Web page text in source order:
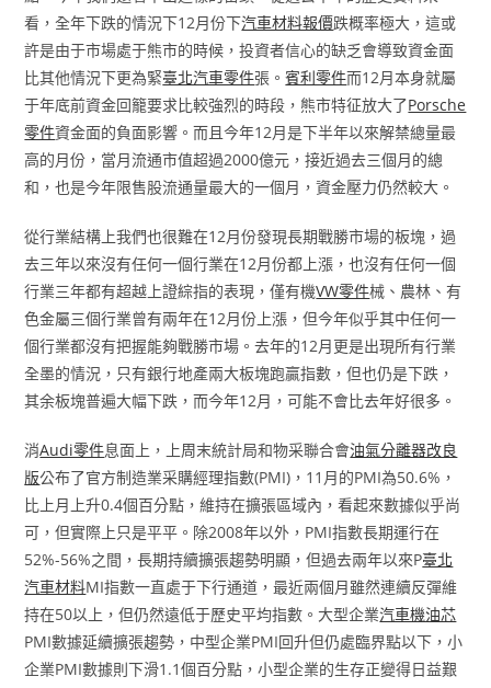
看，全年下跌的情況下12月份下汽車材料報價跌概率極大，這或
許是由于市場處于熊市的時候，投資者信心的缺乏會導致資金面
比其他情況下更為緊臺北汽車零件張。賓利零件而12月本身就屬
于年底前資金回籠要求比較強烈的時段，熊市特征放大了Porsche
零件資金面的負面影響。而且今年12月是下半年以來解禁總量最
高的月份，當月流通市值超過2000億元，接近過去三個月的總
和，也是今年限售股流通量最大的一個月，資金壓力仍然較大。
從行業結構上我們也很難在12月份發現長期戰勝市場的板塊，過
去三年以來沒有任何一個行業在12月份都上漲，也沒有任何一個
行業三年都有超越上證綜指的表現，僅有機VW零件械、農林、有
色金屬三個行業曾有兩年在12月份上漲，但今年似乎其中任何一
個行業都沒有把握能夠戰勝市場。去年的12月更是出現所有行業
全墨的情況，只有銀行地產兩大板塊跑贏指數，但也仍是下跌，
其余板塊普遍大幅下跌，而今年12月，可能不會比去年好很多。
消Audi零件息面上，上周末統計局和物采聯合會油氣分離器改良
版公布了官方制造業采購經理指數(PMI)，11月的PMI為50.6%，
比上月上升0.4個百分點，維持在擴張區域內，看起來數據似乎尚
可，但實際上只是平平。除2008年以外，PMI指數長期運行在
52%-56%之間，長期持續擴張趨勢明顯，但過去兩年以來P臺北
汽車材料MI指數一直處于下行通道，最近兩個月雖然連續反彈維
持在50以上，但仍然遠低于歷史平均指數。大型企業汽車機油芯
PMI數據延續擴張趨勢，中型企業PMI回升但仍處臨界點以下，小
企業PMI數據則下滑1.1個百分點，小型企業的生存正變得日益艱